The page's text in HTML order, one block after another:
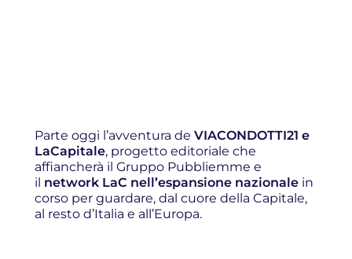
Parte oggi l’avventura de VIACONDOTTI21 e
LaCapitale, progetto editoriale che
affiancherà il Gruppo Pubbliemme e
il network LaC nell’espansione nazionale in
corso per guardare, dal cuore della Capitale,
al resto d’Italia e all’Europa.